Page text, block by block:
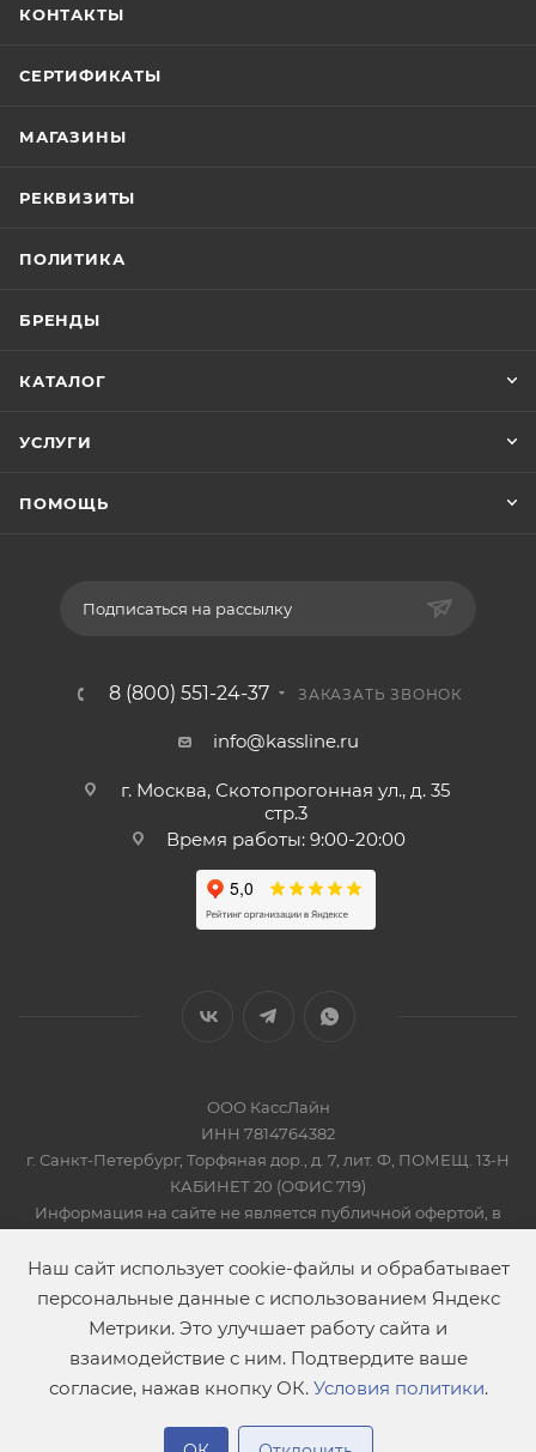
КОНТАКТЫ
СЕРТИФИКАТЫ
МАГАЗИНЫ
РЕКВИЗИТЫ
ПОЛИТИКА
БРЕНДЫ
КАТАЛОГ
УСЛУГИ
ПОМОЩЬ
Подписаться на рассылку
8 (800) 551-24-37 ЗАКАЗАТЬ ЗВОНОК
info@kassline.ru
г. Москва, Скотопрогонная ул., д. 35
стр.3
Время работы: 9:00-20:00
ООО КассЛайн
ИНН 7814764382
г. Санкт-Петербург, Торфяная дор., д. 7, лит. Ф, ПОМЕЩ. 13-Н
КАБИНЕТ 20 (ОФИС 719)
Информация на сайте не является публичной офертой, в
2019-2026 © КАССЛАЙН
Наш сайт использует cookie-файлы и обрабатывает
персональные данные с использованием Яндекс
Метрики. Это улучшает работу сайта и
взаимодействие с ним. Подтвердите ваше
согласие, нажав кнопку ОК. Условия политики.